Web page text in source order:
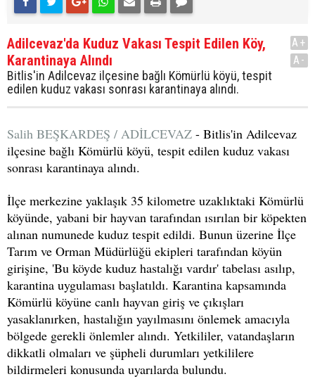
Adilcevaz'da Kuduz Vakası Tespit Edilen Köy,
Karantinaya Alındı
Bitlis'in Adilcevaz ilçesine bağlı Kömürlü köyü, tespit
edilen kuduz vakası sonrası karantinaya alındı.
A+
A-
Salih BEŞKARDEŞ / ADİLCEVAZ - Bitlis'in Adilcevaz
ilçesine bağlı Kömürlü köyü, tespit edilen kuduz vakası
sonrası karantinaya alındı.
İlçe merkezine yaklaşık 35 kilometre uzaklıktaki Kömürlü
köyünde, yabani bir hayvan tarafından ısırılan bir köpekten
alınan numunede kuduz tespit edildi. Bunun üzerine İlçe
Tarım ve Orman Müdürlüğü ekipleri tarafından köyün
girişine, 'Bu köyde kuduz hastalığı vardır' tabelası asılıp,
karantina uygulaması başlatıldı. Karantina kapsamında
Kömürlü köyüne canlı hayvan giriş ve çıkışları
yasaklanırken, hastalığın yayılmasını önlemek amacıyla
bölgede gerekli önlemler alındı. Yetkililer, vatandaşların
dikkatli olmaları ve şüpheli durumları yetkililere
bildirmeleri konusunda uyarılarda bulundu.